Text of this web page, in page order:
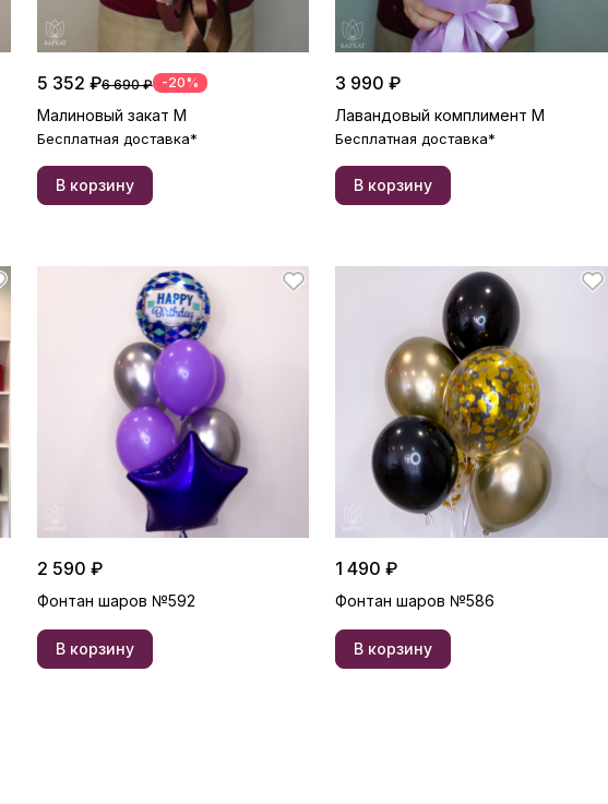
5 352 ₽6 690 ₽ -20%
Малиновый закат М
Бесплатная доставка*
В корзину
3 990 ₽
Лавандовый комплимент М
Бесплатная доставка*
В корзину
2 590 ₽
Фонтан шаров №592
В корзину
1 490 ₽
Фонтан шаров №586
В корзину